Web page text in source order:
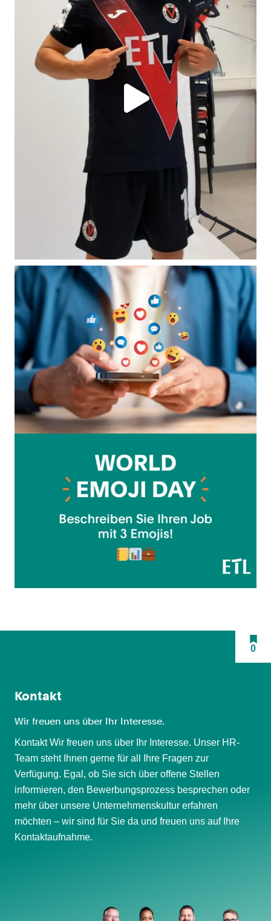
0
Kontakt
Wir freuen uns über Ihr Interesse.
Kontakt Wir freuen uns über Ihr Interesse. Unser HR-
Team steht Ihnen gerne für all Ihre Fragen zur
Verfügung. Egal, ob Sie sich über offene Stellen
informieren, den Bewerbungsprozess besprechen oder
mehr über unsere Unternehmenskultur erfahren
möchten – wir sind für Sie da und freuen uns auf Ihre
Kontaktaufnahme.